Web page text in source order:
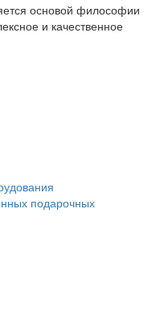
основой философии
и качественное
подарочных